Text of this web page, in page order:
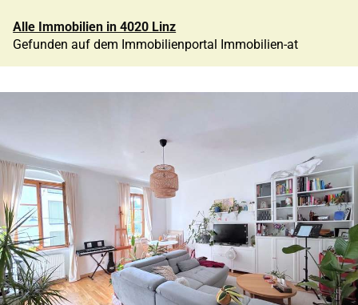
Alle Immobilien in 4020 Linz
Gefunden auf dem Immobilienportal Immobilien-at